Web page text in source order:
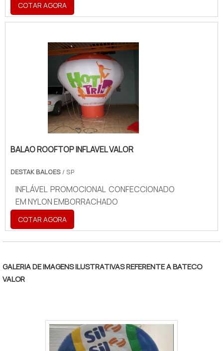
COTAR AGORA
BALAO ROOFTOP INFLAVEL VALOR
DESTAK BALOES / SP
INFLÁVEL PROMOCIONAL CONFECCIONADO
EM NYLON EMBORRACHADO
COTAR AGORA
GALERIA DE IMAGENS ILUSTRATIVAS REFERENTE A BATECO
VALOR